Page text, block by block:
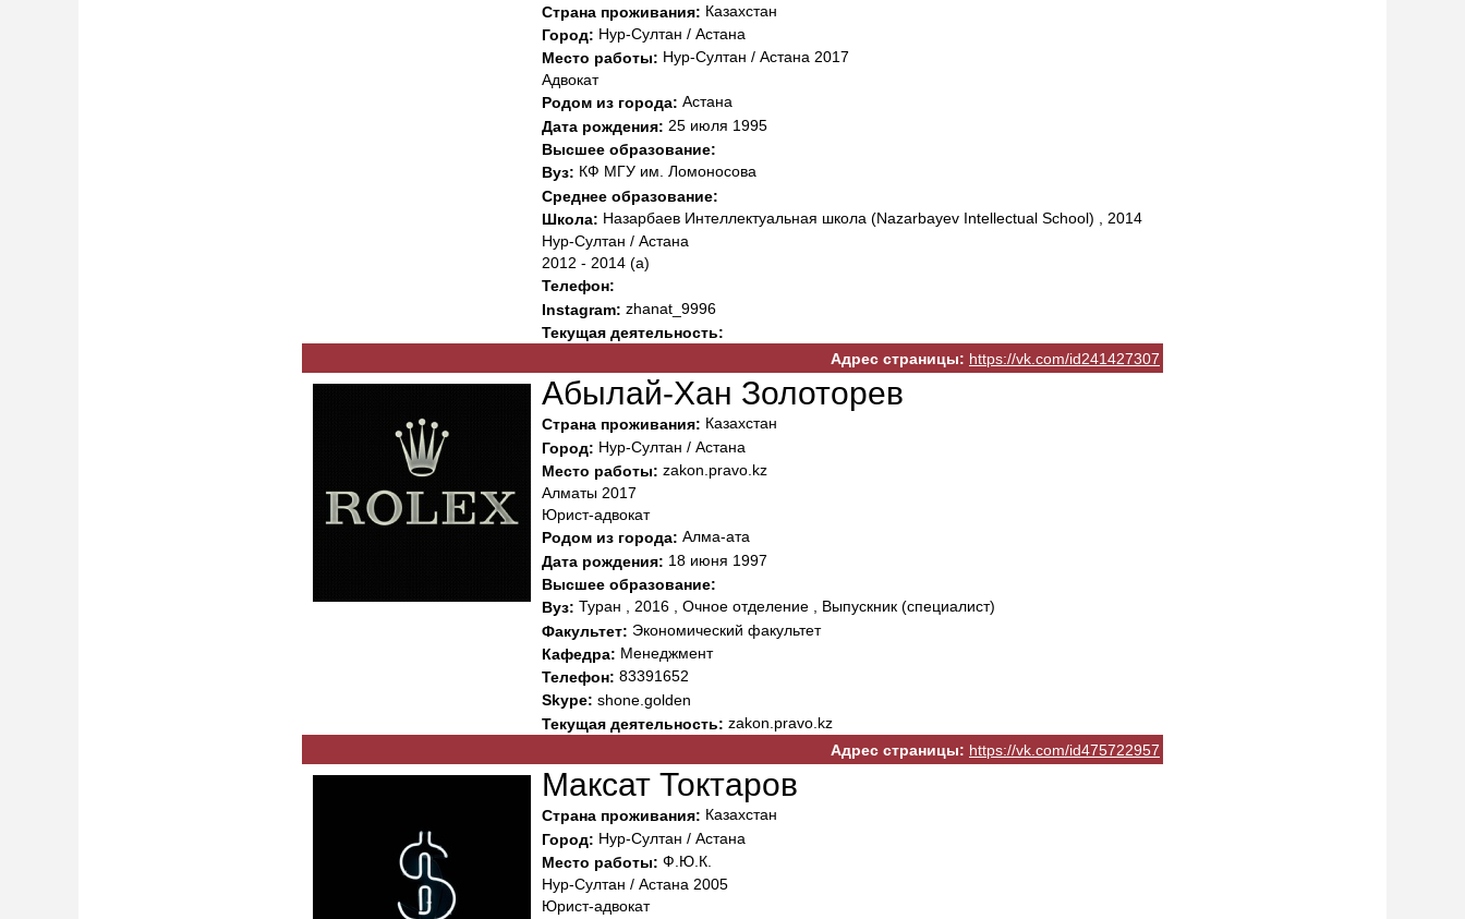
Страна проживания: Казахстан
Город: Нур-Султан / Астана
Место работы: Нур-Султан / Астана 2017
Адвокат
Родом из города: Астана
Дата рождения: 25 июля 1995
Высшее образование:
Вуз: КФ МГУ им. Ломоносова
Среднее образование:
Школа: Назарбаев Интеллектуальная школа (Nazarbayev Intellectual School) , 2014
Нур-Султан / Астана
2012 - 2014 (а)
Телефон:
Instagram: zhanat_9996
Текущая деятельность:
Адрес страницы: https://vk.com/id241427307
Абылай-Хан Золоторев
Страна проживания: Казахстан
Город: Нур-Султан / Астана
Место работы: zakon.pravo.kz
Алматы 2017
Юрист-адвокат
Родом из города: Алма-ата
Дата рождения: 18 июня 1997
Высшее образование:
Вуз: Туран , 2016 , Очное отделение , Выпускник (специалист)
Факультет: Экономический факультет
Кафедра: Менеджмент
Телефон: 83391652
Skype: shone.golden
Текущая деятельность: zakon.pravo.kz
Адрес страницы: https://vk.com/id475722957
Максат Токтаров
Страна проживания: Казахстан
Город: Нур-Султан / Астана
Место работы: Ф.Ю.К.
Нур-Султан / Астана 2005
Юрист-адвокат